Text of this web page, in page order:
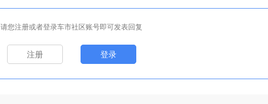
请您注册或者登录车市社区账号即可发表回复
注册 登录